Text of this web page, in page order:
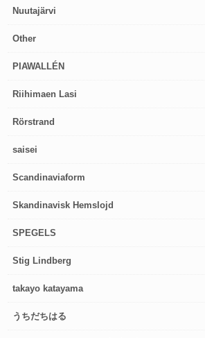
Nuutajärvi
Other
PIAWALLÉN
Riihimaen Lasi
Rörstrand
saisei
Scandinaviaform
Skandinavisk Hemslojd
SPEGELS
Stig Lindberg
takayo katayama
うちだちはる